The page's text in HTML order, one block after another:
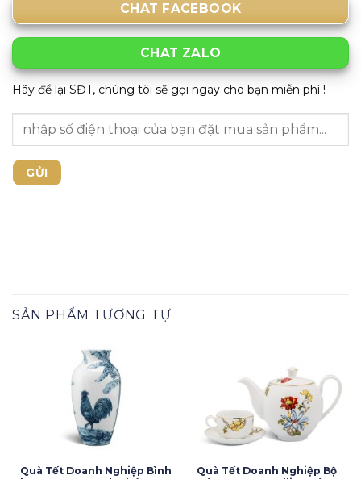
CHAT FACEBOOK
CHAT ZALO
Hãy để lại SĐT, chúng tôi sẽ gọi ngay cho bạn miễn phí !
SẢN PHẨM TƯƠNG TỰ
Quà Tết Doanh Nghiệp Bình
Quà Tết Doanh Nghiệp Bộ